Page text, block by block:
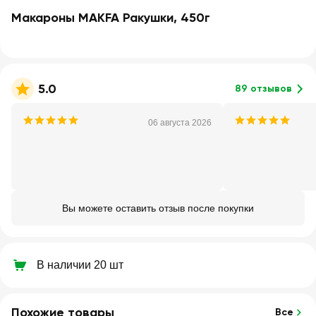
Макароны MAKFA Ракушки, 450г
5.0 89 отзывов
06 августа 2026
Вы можете оставить отзыв после покупки
В наличии 20 шт
Похожие товары Все